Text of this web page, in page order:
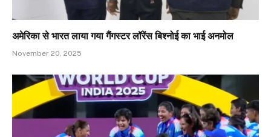
अमेरिका से भारत लाया गया गैंगस्टर लॉरेंस बिश्नोई का भाई अनमोल
November 20, 2025